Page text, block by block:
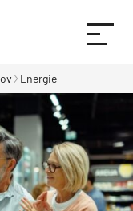
Energie